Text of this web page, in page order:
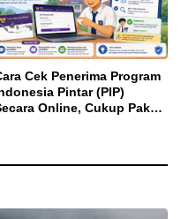
Cek Penerima Program
Pintar (PIP)
Online, Cukup Pakai